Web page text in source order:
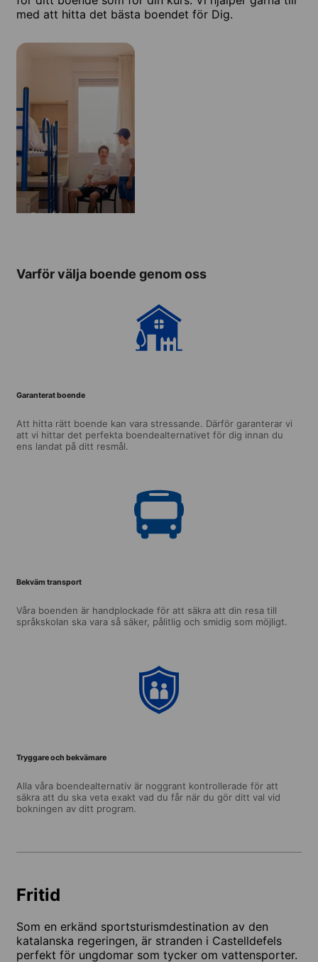
med att hitta det bästa boendet för Dig.
Residens
Varför välja boende genom oss
Garanterat boende
Att hitta rätt boende kan vara stressande. Därför garanterar vi
att vi hittar det perfekta boendealternativet för dig innan du
ens landat på ditt resmål.
Bekväm transport
Våra boenden är handplockade för att säkra att din resa till
språkskolan ska vara så säker, pålitlig och smidig som möjligt.
Tryggare och bekvämare
Alla våra boendealternativ är noggrant kontrollerade för att
säkra att du ska veta exakt vad du får när du gör ditt val vid
bokningen av ditt program.
Fritid
Som en erkänd sportsturismdestination av den
katalanska regeringen, är stranden i Castelldefels
perfekt för ungdomar som tycker om vattensporter.